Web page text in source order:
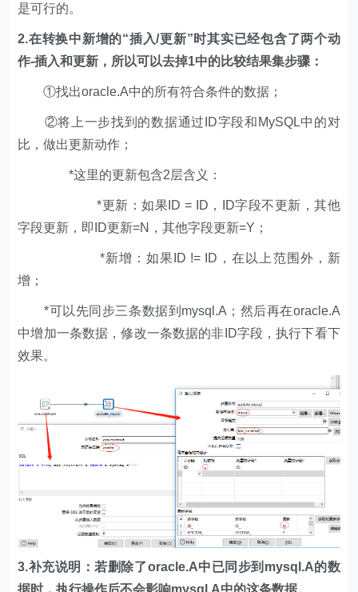
是可行的。
2.在转换中新增的“插入/更新”时其实已经包含了两个动
作-插入和更新，所以可以去掉1中的比较结果集步骤：
①找出oracle.A中的所有符合条件的数据；
②将上一步找到的数据通过ID字段和MySQL中的对
比，做出更新动作；
*这里的更新包含2层含义：
*更新：如果ID = ID，ID字段不更新，其他
字段更新，即ID更新=N，其他字段更新=Y；
*新增：如果ID != ID，在以上范围外，新
增；
*可以先同步三条数据到mysql.A；然后再在oracle.A
中增加一条数据，修改一条数据的非ID字段，执行下看下
效果。
3.补充说明：若删除了oracle.A中已同步到mysql.A的数